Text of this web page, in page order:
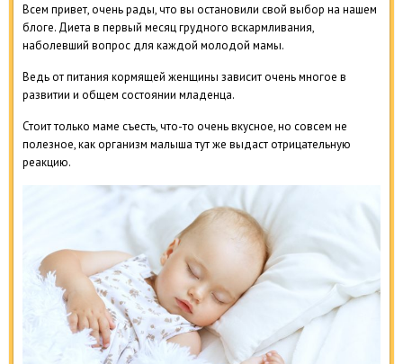
Всем привет, очень рады, что вы остановили свой выбор на нашем
блоге. Диета в первый месяц грудного вскармливания,
наболевший вопрос для каждой молодой мамы.
Ведь от питания кормящей женщины зависит очень многое в
развитии и общем состоянии младенца.
Стоит только маме съесть, что-то очень вкусное, но совсем не
полезное, как организм малыша тут же выдаст отрицательную
реакцию.